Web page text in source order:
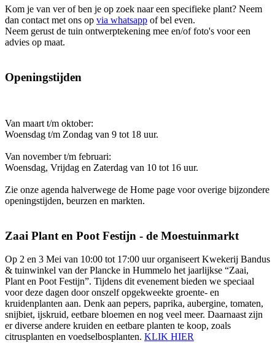
Kom je van ver of ben je op zoek naar een specifieke plant? Neem
dan contact met ons op via whatsapp of bel even.
Neem gerust de tuin ontwerptekening mee en/of foto's voor een
advies op maat.
Openingstijden
Van maart t/m oktober:
Woensdag t/m Zondag van 9 tot 18 uur.
Van november t/m februari:
Woensdag, Vrijdag en Zaterdag van 10 tot 16 uur.
Zie onze agenda halverwege de Home page voor overige bijzondere
openingstijden, beurzen en markten.
Zaai Plant en Poot Festijn - de Moestuinmarkt
Op 2 en 3 Mei van 10:00 tot 17:00 uur organiseert Kwekerij Bandus
& tuinwinkel van der Plancke in Hummelo het jaarlijkse “Zaai,
Plant en Poot Festijn”. Tijdens dit evenement bieden we speciaal
voor deze dagen door onszelf opgekweekte groente- en
kruidenplanten aan. Denk aan pepers, paprika, aubergine, tomaten,
snijbiet, ijskruid, eetbare bloemen en nog veel meer. Daarnaast zijn
er diverse andere kruiden en eetbare planten te koop, zoals
citrusplanten en voedselbosplanten. KLIK HIER